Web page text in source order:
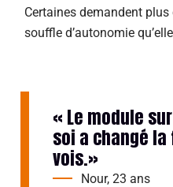
Certaines demandent
souffle d’autonomie
« Le module
soi a changé
vois.»
Nour, 23 ans